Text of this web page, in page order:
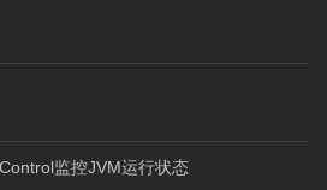
监控JVM运行状态